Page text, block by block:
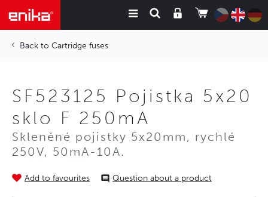
Cartridge fuses
SF523125 Pojistka 5x20
sklo F 250mA
Skleněné pojistky 5x20mm, rychlé
250V, 50mA-10A.
Add to favourites Question about a product